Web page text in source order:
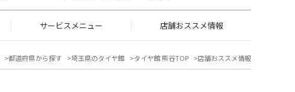
サービスメニュー 店舗おススメ情報
都道府県から探す 埼玉県のタイヤ館 タイヤ館 熊谷TOP 店舗おススメ情報